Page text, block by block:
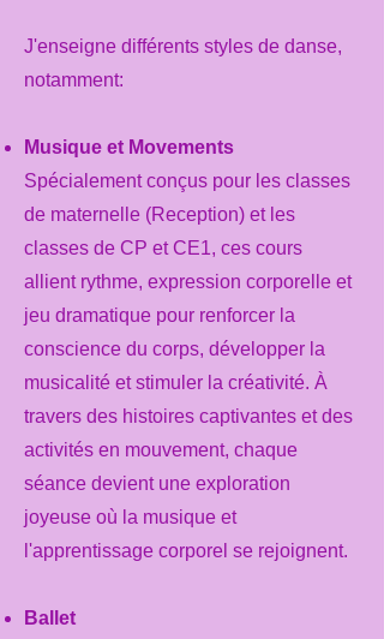
J'enseigne différents styles de danse,
notamment:​
Musique et Movements
Spécialement conçus pour les classes
de maternelle (Reception) et les
classes de CP et CE1, ces cours
allient rythme, expression corporelle et
jeu dramatique pour renforcer la
conscience du corps, développer la
musicalité et stimuler la créativité. À
travers des histoires captivantes et des
activités en mouvement, chaque
séance devient une exploration
joyeuse où la musique et
l'apprentissage corporel se rejoignent.
Ballet